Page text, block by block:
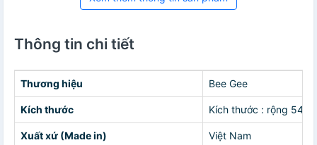
Thông tin chi tiết
Thương hiệu Bee Gee
Kích thước Kích thước : rộng
Xuất xứ (Made in) Việt Nam